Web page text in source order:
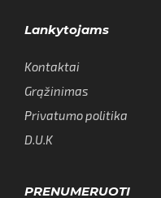
Lankytojams
Kontaktai
Grąžinimas
Privatumo politika
D.U.K
PRENUMERUOTI